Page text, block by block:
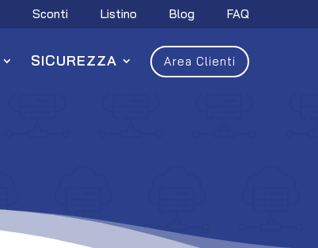
Sconti Listino Blog FAQ
SICUREZZA Area Clienti